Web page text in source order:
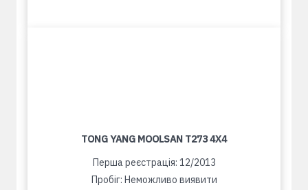
TONG YANG MOOLSAN T273 4X4
Перша реєстрація: 12/2013
Пробіг: Неможливо виявити